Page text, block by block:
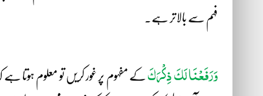
فہم سے بالاتر ہے۔
وَرَفَعْنَا لَکَ ذِکْرَکَ کے مفہوم پر غور کریں تو معلوم